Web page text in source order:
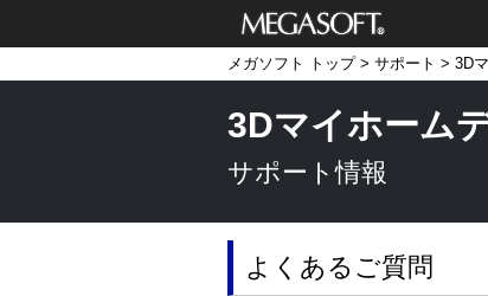
メガソフト株式
会社
メガソフト トップ> サポート > 3D
3Dマイホーム
サポート情報
よくあるご質問